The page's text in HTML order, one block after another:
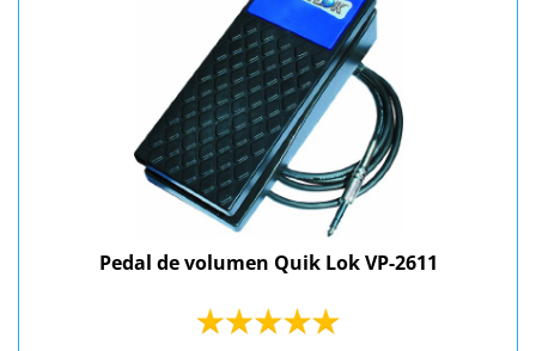
Pedal de volumen Quik Lok VP-2611